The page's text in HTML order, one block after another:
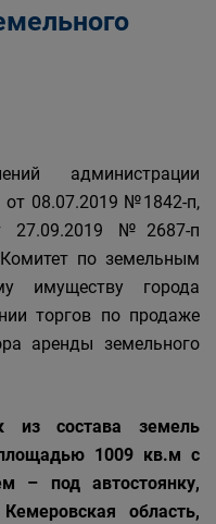
администрации
от 08.07.2019 №1842-п,
27.09.2019 №2687-п
по земельным
имуществу города
торгов по продаже
аренды земельного
из состава земель
1009 кв.м с
– под автостоянку,
область,